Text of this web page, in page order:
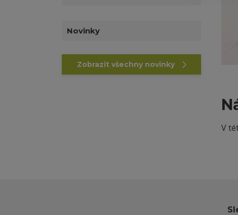
V
Novinky
Zobrazit všechny novinky